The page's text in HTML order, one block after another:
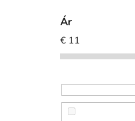
Ár
€ 11